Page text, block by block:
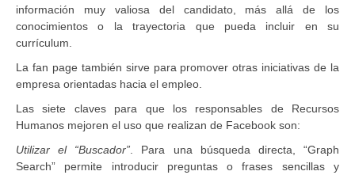
información muy valiosa del candidato, más allá de los
conocimientos o la trayectoria que pueda incluir en su
currículum.
La fan page también sirve para promover otras iniciativas de la
empresa orientadas hacia el empleo.
Las siete claves para que los responsables de Recursos
Humanos mejoren el uso que realizan de Facebook son:
Utilizar el “Buscador” . Para una búsqueda directa, “Graph
Search” permite introducir preguntas o frases sencillas y